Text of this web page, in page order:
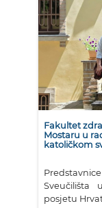
Fakultet
Mostaru u
katoličkom
Sveučilišta
posjetu